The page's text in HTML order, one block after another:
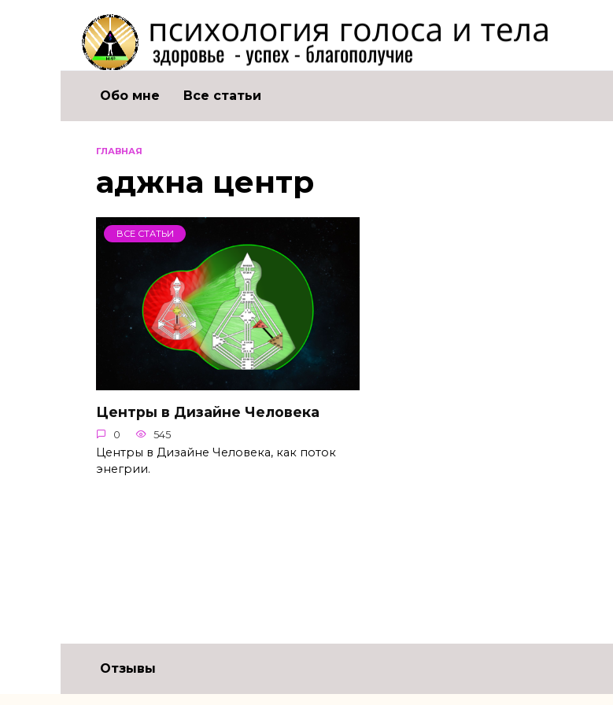
содержанию
Обо мне Все статьи
ГЛАВНАЯ
аджна центр
ВСЕ СТАТЬИ
Центры в Дизайне Человека
0 545
Центры в Дизайне Человека, как поток
энегрии.
Отзывы